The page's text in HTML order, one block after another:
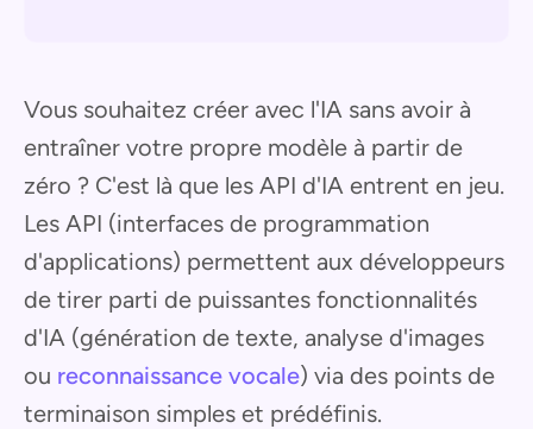
Vous souhaitez créer avec l'IA sans avoir à
entraîner votre propre modèle à partir de
zéro ? C'est là que les API d'IA entrent en jeu.
Les API (interfaces de programmation
d'applications) permettent aux développeurs
de tirer parti de puissantes fonctionnalités
d'IA (génération de texte, analyse d'images
ou reconnaissance vocale) via des points de
terminaison simples et prédéfinis.